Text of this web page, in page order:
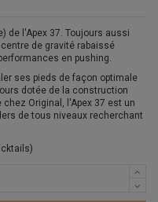
de l'Apex 37. Toujours aussi
de gravité rabaissé
en pushing.
ses pieds de façon optimale
dotée de la construction
Original, l'Apex 37 est un
de tous niveaux recherchant